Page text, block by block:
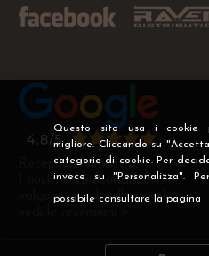
Questo sito usa i cookie
migliore. Cliccando su
categorie di cookie. Per
invece su "Personalizza".
possibile consultare la pagina
Recensioni Verificate
I nostri clienti soddisfatti
valgono più di mille parole